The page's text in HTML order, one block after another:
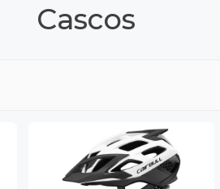
Cascos